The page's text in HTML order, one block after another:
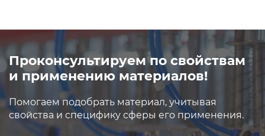
Проконсультируем по свойствам
и применению материалов!
Помогаем подобрать материал, учитывая
свойства и специфику сферы его применения.